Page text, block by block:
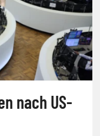
nach US-